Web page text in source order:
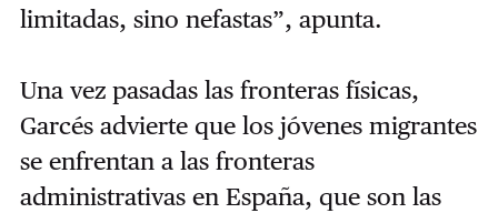
limitadas, sino nefastas”, apunta.
Una vez pasadas las fronteras físicas,
Garcés advierte que los jóvenes migrantes
se enfrentan a las fronteras
administrativas en España, que son las